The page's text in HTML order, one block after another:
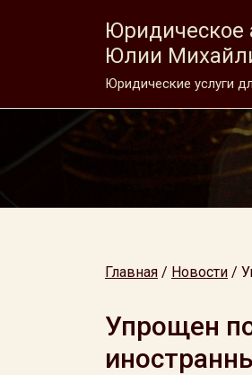
Юридическое
Юлии
Юридические услуги
Главная / Новости /
Упрощен